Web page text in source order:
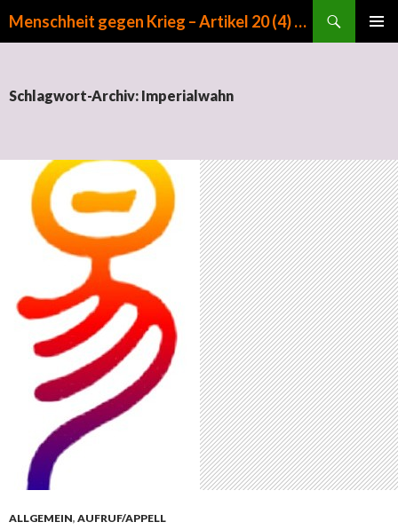
Menschheit gegen Krieg – Artikel 20 (4) GG
Schlagwort-Archiv: Imperialwahn
ALLGEMEIN, AUFRUF/APPELL